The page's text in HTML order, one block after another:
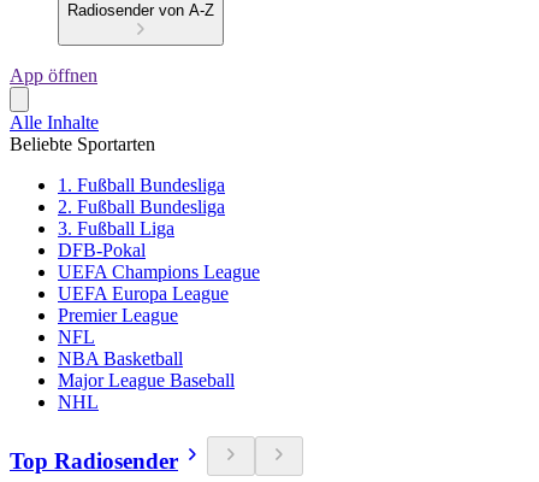
Radiosender von A-Z
App öffnen
Alle Inhalte
Beliebte Sportarten
1. Fußball Bundesliga
2. Fußball Bundesliga
3. Fußball Liga
DFB-Pokal
UEFA Champions League
UEFA Europa League
Premier League
NFL
NBA Basketball
Major League Baseball
NHL
Top Radiosender